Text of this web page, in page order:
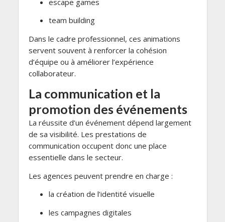
team building
Dans le cadre professionnel, ces animations
servent souvent à renforcer la cohésion
d’équipe ou à améliorer l’expérience
collaborateur.
La communication et la
promotion des événements
La réussite d’un événement dépend largement
de sa visibilité. Les prestations de
communication occupent donc une place
essentielle dans le secteur.
Les agences peuvent prendre en charge :
la création de l’identité visuelle
les campagnes digitales